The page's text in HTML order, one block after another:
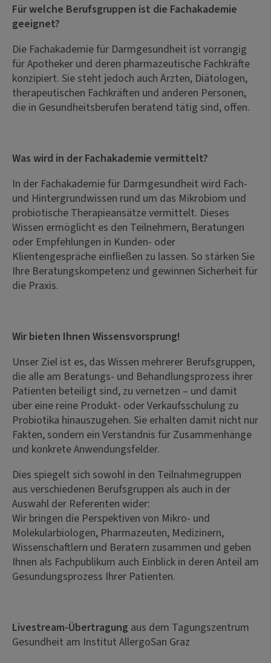
Für welche Berufsgruppen ist die Fachakademie
geeignet?
Die Fachakademie für Darmgesundheit ist vorrangig
für Apotheker und deren pharmazeutische Fachkräfte
konzipiert. Sie steht jedoch auch Ärzten, Diätologen,
therapeutischen Fachkräften und anderen Personen,
die in Gesundheitsberufen beratend tätig sind, offen.
Was wird in der Fachakademie vermittelt?
In der Fachakademie für Darmgesundheit wird Fach-
und Hintergrundwissen rund um das Mikrobiom und
probiotische Therapieansätze vermittelt. Dieses
Wissen ermöglicht es den Teilnehmern, Beratungen
oder Empfehlungen in Kunden- oder
Klientengespräche einfließen zu lassen. So stärken Sie
Ihre Beratungskompetenz und gewinnen Sicherheit für
die Praxis.
Wir bieten Ihnen Wissensvorsprung!
Unser Ziel ist es, das Wissen mehrerer Berufsgruppen,
die alle am Beratungs- und Behandlungsprozess ihrer
Patienten beteiligt sind, zu vernetzen – und damit
über eine reine Produkt- oder Verkaufsschulung zu
Probiotika hinauszugehen. Sie erhalten damit nicht nur
Fakten, sondern ein Verständnis für Zusammenhänge
und konkrete Anwendungsfelder.
Dies spiegelt sich sowohl in den Teilnahmegruppen
aus verschiedenen Berufsgruppen als auch in der
Auswahl der Referenten wider:
Wir bringen die Perspektiven von Mikro- und
Molekularbiologen, Pharmazeuten, Medizinern,
Wissenschaftlern und Beratern zusammen und geben
Ihnen als Fachpublikum auch Einblick in deren Anteil am
Gesundungsprozess Ihrer Patienten.
Livestream-Übertragung aus dem Tagungszentrum
Gesundheit am Institut AllergoSan Graz